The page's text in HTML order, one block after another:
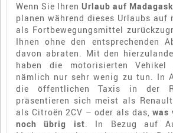
Wenn Sie Ihren Urlaub auf
planen während dieses Urlaubs auf
als Fortbewegungsmittel
Ihnen ohne den entsprechenden
davon abraten. Mit den
haben die motorisierten Vehikel
nämlich nur sehr wenig zu tun. In
die öffentlichen Taxis in der
präsentieren sich meist als
als Citroën 2CV – oder als das,was
noch übrig ist. In Bezug auf